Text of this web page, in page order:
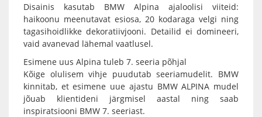
Disainis kasutab BMW Alpina ajaloolisi viiteid:
haikoonu meenutavat esiosa, 20 kodaraga velgi ning
tagasihoidlikke dekoratiivjooni. Detailid ei domineeri,
vaid avanevad lähemal vaatlusel.
Esimene uus Alpina tuleb 7. seeria põhjal
Kõige olulisem vihje puudutab seeriamudelit. BMW
kinnitab, et esimene uue ajastu BMW ALPINA mudel
jõuab klientideni järgmisel aastal ning saab
inspiratsiooni BMW 7. seeriast.